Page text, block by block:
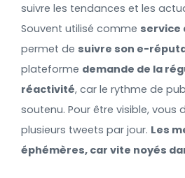
suivre les tendances et les
Souvent utilisé comme service
permet de suivre son e-
plateforme demande de la
réactivité, car le rythme de
soutenu. Pour être visible, vous
plusieurs tweets par jour. Les
éphémères, car vite noyés